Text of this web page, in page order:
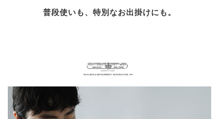
普段使いも、特別なお出掛けにも。